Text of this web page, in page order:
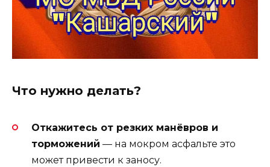
Что нужно делать?
Откажитесь от резких манёвров и
торможений — на мокром асфальте это
может привести к заносу.